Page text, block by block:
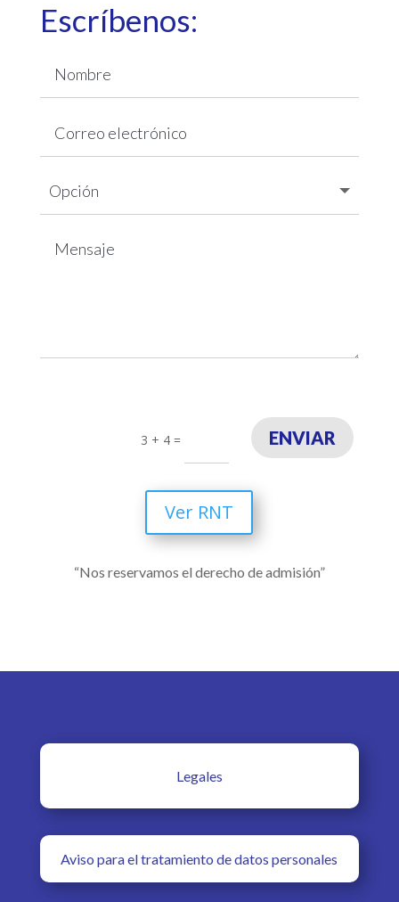
Escríbenos:
3 + 4 = ENVIAR
Ver RNT
“Nos reservamos el derecho de admisión”
Legales
Aviso para el tratamiento de datos personales